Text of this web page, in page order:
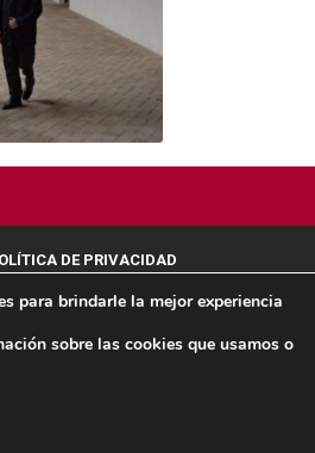
DE PRIVACIDAD
para brindarle la mejor experiencia
sobre las cookies que usamos o